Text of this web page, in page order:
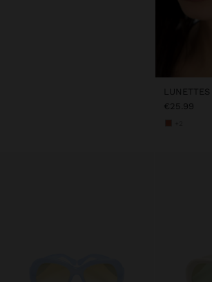
€25.99